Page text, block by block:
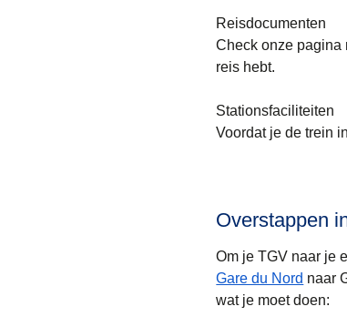
Reisdocumenten
Check onze pagina
reis hebt.
Stationsfaciliteiten
Voordat je de trein
Overstappen
Om je TGV naar je
Gare du Nord naar
wat je moet doen: